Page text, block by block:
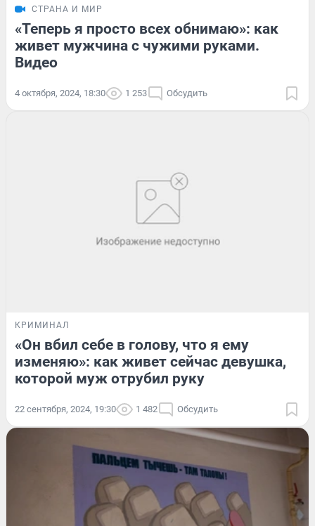
СТРАНА И МИР
«Теперь я просто всех обнимаю»: как
живет мужчина с чужими руками.
Видео
4 октября, 2024, 18:30 1 253 Обсудить
КРИМИНАЛ
«Он вбил себе в голову, что я ему
изменяю»: как живет сейчас девушка,
которой муж отрубил руку
22 сентября, 2024, 19:30 1 482 Обсудить